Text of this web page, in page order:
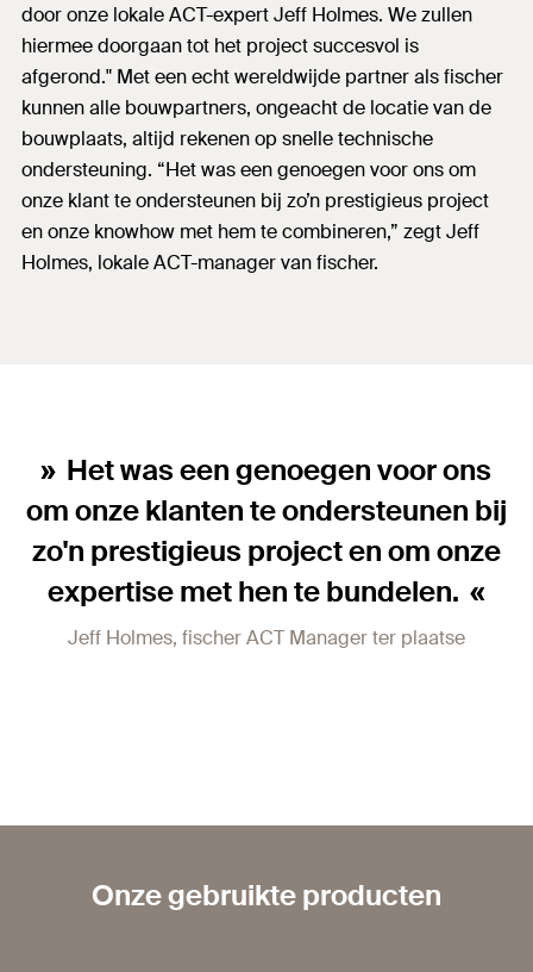
door onze lokale ACT-expert Jeff Holmes. We zullen
hiermee doorgaan tot het project succesvol is
afgerond." Met een echt wereldwijde partner als fischer
kunnen alle bouwpartners, ongeacht de locatie van de
bouwplaats, altijd rekenen op snelle technische
ondersteuning. “Het was een genoegen voor ons om
onze klant te ondersteunen bij zo’n prestigieus project
en onze knowhow met hem te combineren,” zegt Jeff
Holmes, lokale ACT-manager van fischer.
Het was een genoegen voor ons
om onze klanten te ondersteunen bij
zo'n prestigieus project en om onze
expertise met hen te bundelen.
Jeff Holmes, fischer ACT Manager ter plaatse
Onze gebruikte producten